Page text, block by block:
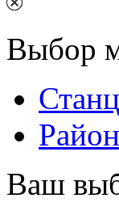
Выбор
Ваш